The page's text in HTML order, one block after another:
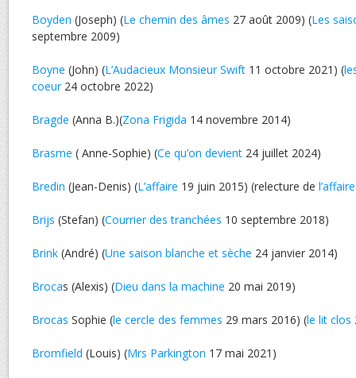
Boyden (Joseph) (Le chemin des âmes 27 août 2009) (Les
septembre 2009)
Boyne (John) (L’Audacieux Monsieur Swift 11 octobre 2021) (
coeur24 octobre 2022)
Bragde (Anna B.)(Zona Frigida 14 novembre 2014)
Brasme ( Anne-Sophie) (Ce qu’on devient 24 juillet 2024)
Bredin (Jean-Denis) (L’affaire 19 juin 2015) (relecture de l’affaire
Brijs (Stefan) (Courrier des tranchées 10 septembre 2018)
Brink (André) (Une saison blanche et sèche 24 janvier 2014)
Brocas (Alexis) (Dieu dans la machine 20 mai 2019)
Brocas Sophie (le cercle des femmes 29 mars 2016) (le lit clos
Bromfield (Louis) (Mrs Parkington 17 mai 2021)